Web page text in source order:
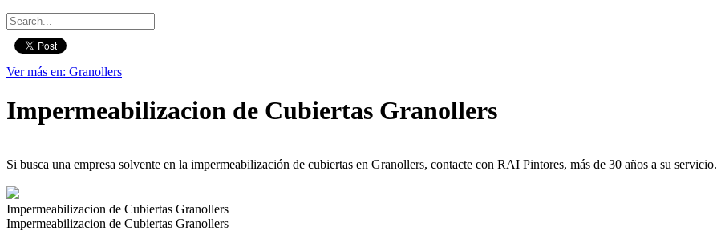
Ver más en: Granollers
Impermeabilizacion de Cubiertas Granollers
Si busca una empresa solvente en la impermeabilización de cubiertas en Granollers, contacte con RAI Pintores, más de 30 años a su servicio.
Impermeabilizacion de Cubiertas Granollers
Impermeabilizacion de Cubiertas Granollers